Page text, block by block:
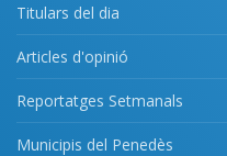
Titulars del dia
Articles d'opinió
Reportatges Setmanals
Municipis del Penedès